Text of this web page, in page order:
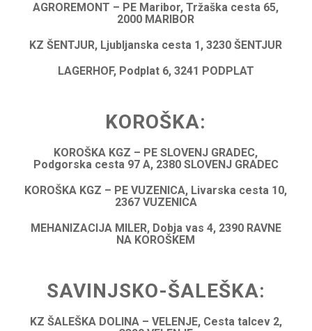
AGROREMONT – PE Maribor, Tržaška cesta 65,
2000 MARIBOR
KZ ŠENTJUR, Ljubljanska cesta 1, 3230 ŠENTJUR
LAGERHOF, Podplat 6, 3241 PODPLAT
KOROŠKA:
KOROŠKA KGZ – PE SLOVENJ GRADEC,
Podgorska cesta 97 A, 2380 SLOVENJ GRADEC
KOROŠKA KGZ – PE VUZENICA, Livarska cesta 10,
2367 VUZENICA
MEHANIZACIJA MILER, Dobja vas 4, 2390 RAVNE
NA KOROŠKEM
SAVINJSKO-ŠALEŠKA:
KZ ŠALEŠKA DOLINA – VELENJE, Cesta talcev 2,